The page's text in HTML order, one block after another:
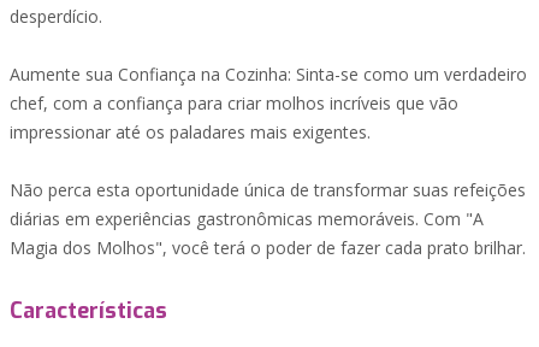
desperdício.
Aumente sua Confiança na Cozinha: Sinta-se como um verdadeiro
chef, com a confiança para criar molhos incríveis que vão
impressionar até os paladares mais exigentes.
Não perca esta oportunidade única de transformar suas refeições
diárias em experiências gastronômicas memoráveis. Com "A
Magia dos Molhos", você terá o poder de fazer cada prato brilhar.
Características